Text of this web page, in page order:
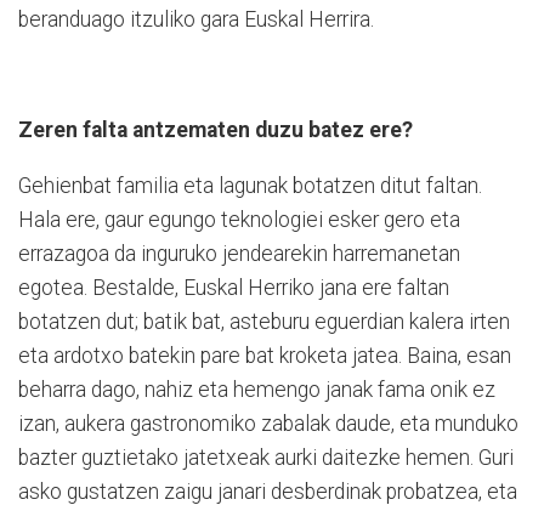
beranduago itzuliko gara Euskal Herrira.
Zeren falta antzematen duzu batez ere?
Gehienbat familia eta lagunak botatzen ditut faltan.
Hala ere, gaur egungo teknologiei esker gero eta
errazagoa da inguruko jendearekin harremanetan
egotea. Bestalde, Euskal Herriko jana ere faltan
botatzen dut; batik bat, asteburu eguerdian kalera irten
eta ardotxo batekin pare bat kroketa jatea. Baina, esan
beharra dago, nahiz eta hemengo janak fama onik ez
izan, aukera gastronomiko zabalak daude, eta munduko
bazter guztietako jatetxeak aurki daitezke hemen. Guri
asko gustatzen zaigu janari desberdinak probatzea, eta